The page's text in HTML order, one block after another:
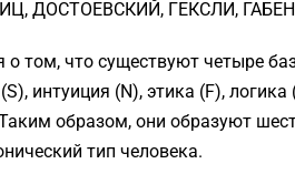
ДОСТОЕВСКИЙ, ГЕКСЛИ,
о том, что существуют четыре
интуиция (N), этика (F), логика
образом, они образуют
тип человека.